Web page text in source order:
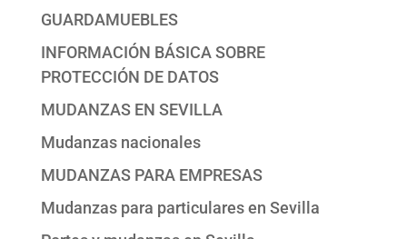
GUARDAMUEBLES
INFORMACIÓN BÁSICA SOBRE
PROTECCIÓN DE DATOS
MUDANZAS EN SEVILLA
Mudanzas nacionales
MUDANZAS PARA EMPRESAS
Mudanzas para particulares en Sevilla